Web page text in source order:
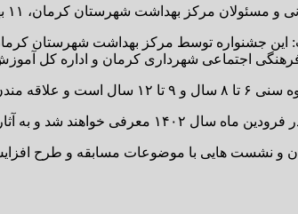
این جشنواره توسط مرکز بهداشت شهرستان
و نشست هایی با موضوعات مسابقه و طرح